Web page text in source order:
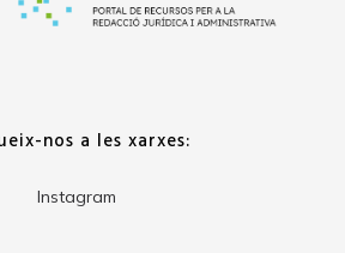
nos a les xarxes:
Instagram